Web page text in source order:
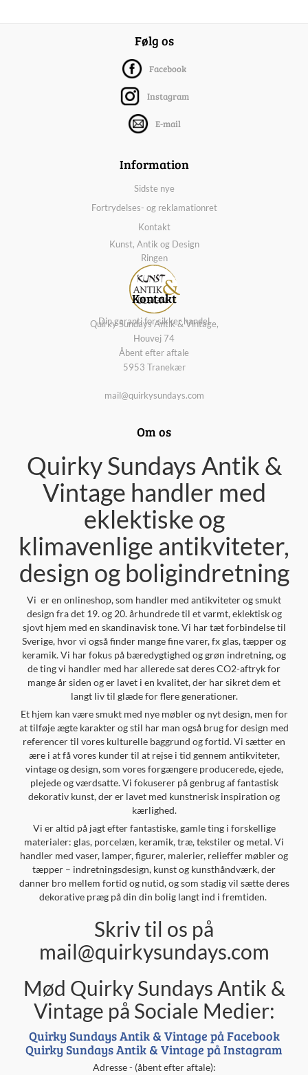
Følg os
Facebook
Instagram
E-mail
Information
Sidste nye
Fortrydelses- og reklamationret
Kontakt
Kunst, Antik og Design
Ringen
Din garanti for sikker handel
Kontakt
Quirky Sundays Antik & Vintage,
Houvej 74
Åbent efter aftale
5953 Tranekær
mail@quirkysundays.com
Om os
Quirky Sundays Antik &
Vintage handler med
eklektiske og
klimavenlige antikviteter,
design og boligindretning
Vi er en onlineshop, som handler med antikviteter og smukt
design fra det 19. og 20. århundrede til et varmt, eklektisk og
sjovt hjem med en skandinavisk tone. Vi har tæt forbindelse til
Sverige, hvor vi også finder mange fine varer, fx glas, tæpper og
keramik. Vi har fokus på bæredygtighed og grøn indretning, og
de ting vi handler med har allerede sat deres CO2-aftryk for
mange år siden og er lavet i en kvalitet, der har sikret dem et
langt liv til glæde for flere generationer.
Et hjem kan være smukt med nye møbler og nyt design, men for
at tilføje ægte karakter og stil har man også brug for design med
referencer til vores kulturelle baggrund og fortid. Vi sætter en
ære i at få vores kunder til at rejse i tid gennem antikviteter,
vintage og design, som vores forgængere producerede, ejede,
plejede og værdsatte. Vi fokuserer på genbrug af fantastisk
dekorativ kunst, der er lavet med kunstnerisk inspiration og
kærlighed.
Vi er altid på jagt efter fantastiske, gamle ting i forskellige
materialer: glas, porcelæn, keramik, træ, tekstiler og metal. Vi
handler med vaser, lamper, figurer, malerier, relieffer møbler og
tæpper – indretningsdesign, kunst og kunsthåndværk, der
danner bro mellem fortid og nutid, og som stadig vil sætte deres
dekorative præg på din din bolig langt ind i fremtiden.
Skriv til os på
mail@quirkysundays.com
Mød Quirky Sundays Antik &
Vintage på Sociale Medier:
Quirky Sundays Antik & Vintage på Facebook
Quirky Sundays Antik & Vintage på Instagram
Adresse - (åbent efter aftale):